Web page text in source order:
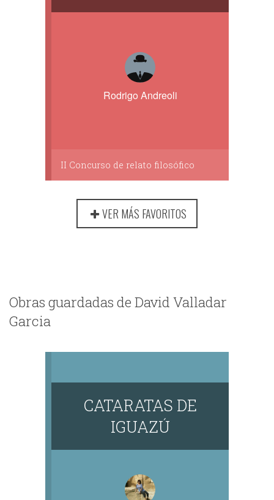
Rodrigo Andreoli
II Concurso de relato filosófico
VER MÁS FAVORITOS
Obras guardadas de David Valladar
Garcia
CATARATAS DE
IGUAZÚ